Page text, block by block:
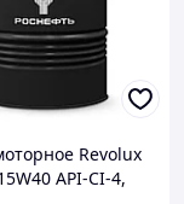
Revolux
API-CI-4,